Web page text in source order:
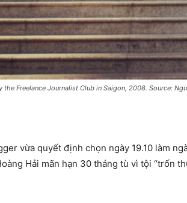
Freelance Journalist Club in Saigon, 2008. Source:
vừa quyết định chọn ngày 19.10 làm
Hải mãn hạn 30 tháng tù vì tội “trốn